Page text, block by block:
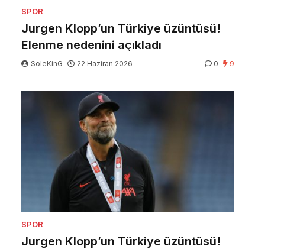
SPOR
Jurgen Klopp’un Türkiye üzüntüsü!
Elenme nedenini açıkladı
SoleKinG 22 Haziran 2026 0 9
SPOR
Jurgen Klopp’un Türkiye üzüntüsü!